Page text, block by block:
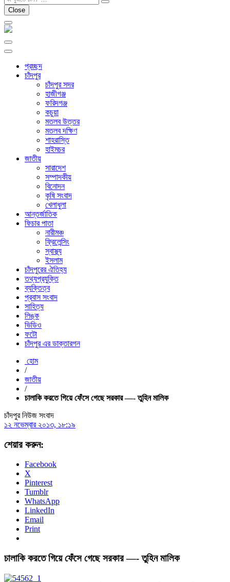
খুজুন
Close
প্রচ্ছদ
চাঁদপুর
চাঁদপুর সদর
হাজীগঞ্জ
ফরিদগঞ্জ
কচুয়া
মতলব উত্তর
মতলব দক্ষিণ
শাহরাস্তি
হাইমচর
জাতীয়
সারাদেশ
সম্পাদকীয়
বিনোদন
কৃষি সংবাদ
খেলাধুলা
আন্তর্জাতিক
ফিচার পাতা
নারীমঞ্চ
ফ্রিলেন্সিং
স্বাস্থ্য
ইসলাম
চাঁদপুরের ঐতিহ্য
তথ্যপ্রযুক্তি
ব্যক্তিত্ব
প্রবাস সংবাদ
সাহিত্য
লিঙ্ক
ভিডিও
ফটো
চাঁদপুর এর ডাক্তারগন
হোম
/
জাতীয়
/
চালাকি করতে গিয়ে ফেঁসে গেছে সরকার —- তুহিন মালিক
চাঁদপুর নিউজ সংবাদ
১২ নভেম্বার ২০১৩, ১৮:১৯
শেয়ার করুন:
Facebook
X
Pinterest
Tumblr
WhatsApp
LinkedIn
Email
Print
চালাকি করতে গিয়ে ফেঁসে গেছে সরকার —- তুহিন মালিক